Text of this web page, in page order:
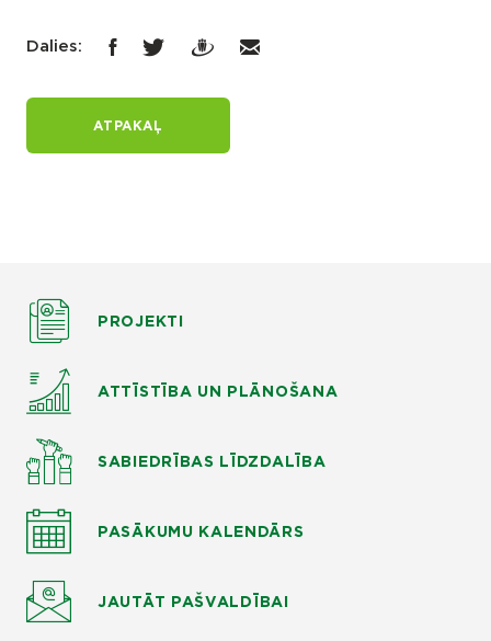
Dalies:
ATPAKAĻ
PROJEKTI
ATTĪSTĪBA UN PLĀNOŠANA
SABIEDRĪBAS LĪDZDALĪBA
PASĀKUMU KALENDĀRS
JAUTĀT PAŠVALDĪBAI